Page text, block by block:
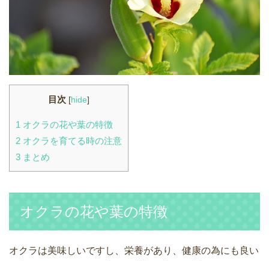
目次 [hide]
1 オクラの花や葉の特徴
2 オクラを育てる時の注意
3 まとめ
オクラの花や葉の特徴
オクラは美味しいですし、栄養があり、健康の為にも良い